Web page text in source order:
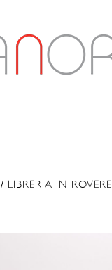
/ LIBRERIA IN